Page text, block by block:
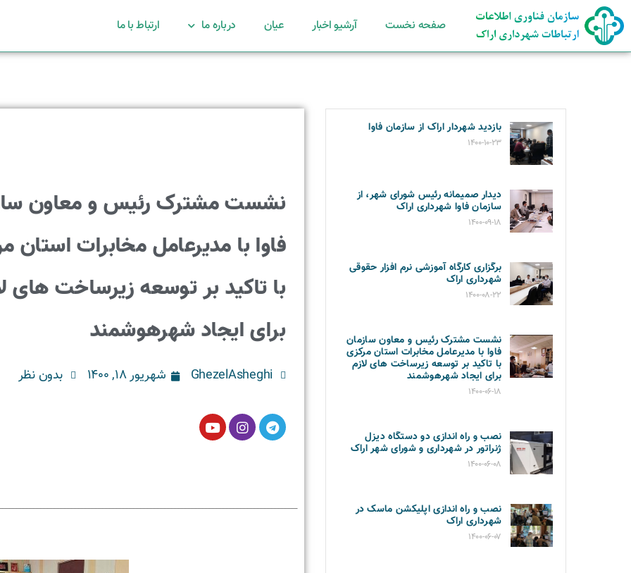
صفحه نخست آرشیو اخبار عیان درباره ما ارتباط با ما
بازدید شهردار اراک از سازمان فاوا
۱۴۰۰-۱۰-۲۳
دیدار صمیمانه رئیس شورای شهر، از
سازمان فاوا شهرداری اراک
۱۴۰۰-۰۹-۱۸
برگزاری کارگاه آموزشی نرم افزار حقوقی
شهرداری اراک
۱۴۰۰-۰۸-۲۲
نشست مشترک رئیس و معاون سازمان
فاوا با مدیرعامل مخابرات استان مرکزی
با تاکید بر توسعه زیرساخت های لازم
برای ایجاد شهرهوشمند
۱۴۰۰-۰۶-۱۸
نصب و راه اندازی دو دستگاه دیزل
ژنراتور در شهرداری و شورای شهر اراک
۱۴۰۰-۰۶-۰۸
نصب و راه اندازی اپلیکشن ماسک در
شهرداری اراک
۱۴۰۰-۰۶-۰۷
نشست مشترک رئیس و معاون
فاوا با مدیرعامل مخابرات استان
با تاکید بر توسعه زیرساخت های
برای ایجاد شهرهوشمند
GhezelAsheghi شهریور ۱۸, ۱۴۰۰ بدون نظر